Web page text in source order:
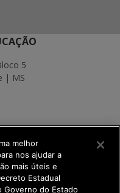
5
| MS
melhor
nos ajudar a
mais úteis e
Estadual
Governo do Estado